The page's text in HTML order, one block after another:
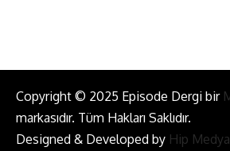
Copyright © 2025 Episode Dergi bir
markasıdır. Tüm Hakları Saklıdır.
Designed & Developed by Hip Medya